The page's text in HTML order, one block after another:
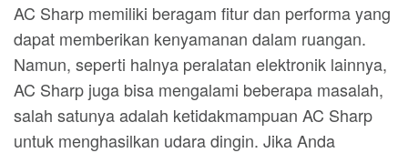
AC Sharp memiliki beragam fitur dan performa yang
dapat memberikan kenyamanan dalam ruangan.
Namun, seperti halnya peralatan elektronik lainnya,
AC Sharp juga bisa mengalami beberapa masalah,
salah satunya adalah ketidakmampuan AC Sharp
untuk menghasilkan udara dingin. Jika Anda